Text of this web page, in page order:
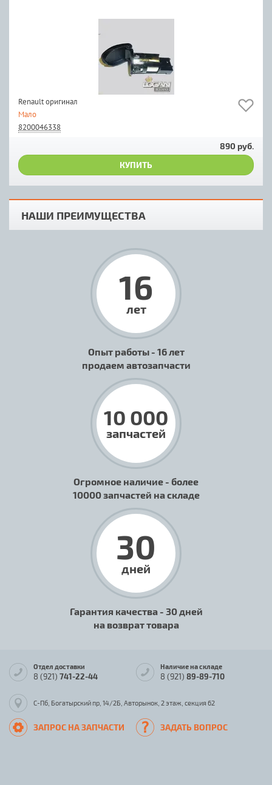
Renault оригинал
Мало
8200046338
890 руб.
КУПИТЬ
НАШИ ПРЕИМУЩЕСТВА
16
лет
Опыт работы - 16 лет
продаем автозапчасти
10 000
запчастей
Огромное наличие - более
10000 запчастей на складе
30
дней
Гарантия качества - 30 дней
на возврат товара
Отдел доставки
8 (921) 741-22-44
Наличие на складе
8 (921) 89-89-710
С-Пб, Богатырский пр, 14/2Б, Авторынок, 2 этаж, секция 62
ЗАПРОС НА ЗАПЧАСТИ ЗАДАТЬ ВОПРОС